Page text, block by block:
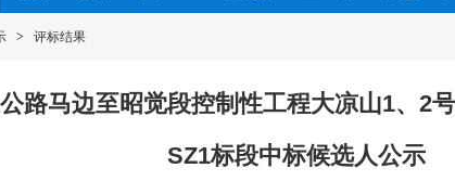
> 评标结果
路马边至昭觉段控制性工程大凉山1、2
SZ1标段中标候选人公示